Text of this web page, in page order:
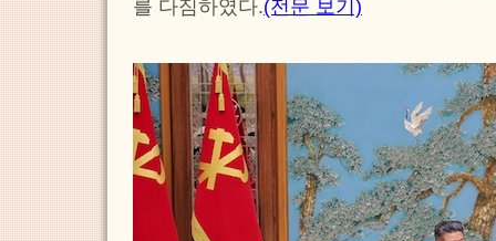
를 다짐하였다.(전문 보기)